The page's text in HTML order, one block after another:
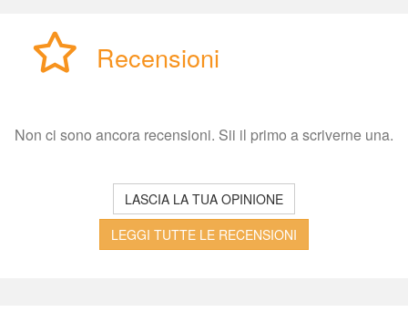
Recensioni
Non ci sono ancora recensioni. Sii il primo a scriverne una.
LASCIA LA TUA OPINIONE
LEGGI TUTTE LE RECENSIONI